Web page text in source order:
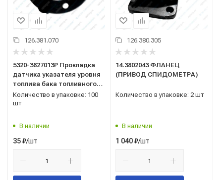
126.381.070
5320-3827013Р Прокладка
датчика указателя уровня
топлива бака топливного
("БРТ" Балаково) фланца
приемной трубы
Количество в упаковке: 100
шт
В наличии
35₽/шт
126.380.305
14.3802043 ФЛАНЕЦ
(ПРИВОД СПИДОМЕТРА)
Количество в упаковке: 2 шт
В наличии
1 040₽/шт